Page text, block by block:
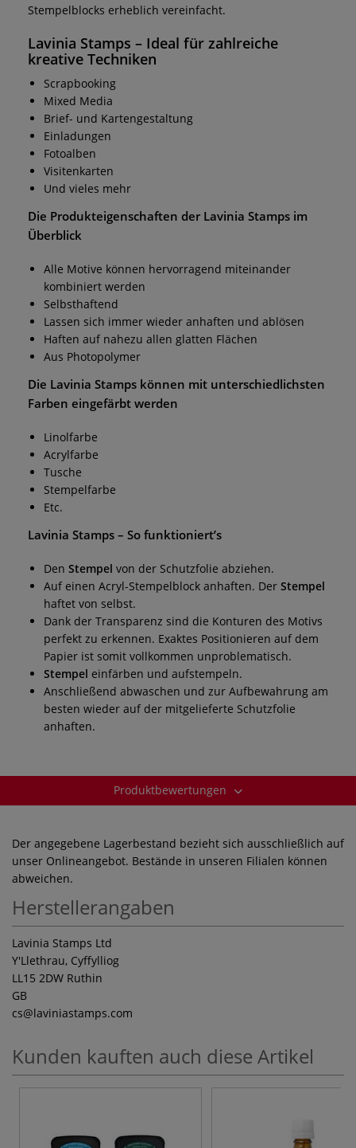
Stempelblocks erheblich vereinfacht.
Lavinia Stamps – Ideal für zahlreiche
kreative Techniken
Scrapbooking
Mixed Media
Brief- und Kartengestaltung
Einladungen
Fotoalben
Visitenkarten
Und vieles mehr
Die Produkteigenschaften der Lavinia Stamps im
Überblick
Alle Motive können hervorragend miteinander
kombiniert werden
Selbsthaftend
Lassen sich immer wieder anhaften und ablösen
Haften auf nahezu allen glatten Flächen
Aus Photopolymer
Die Lavinia Stamps können mit unterschiedlichsten
Farben eingefärbt werden
Linolfarbe
Acrylfarbe
Tusche
Stempelfarbe
Etc.
Lavinia Stamps – So funktioniert’s
Den Stempel von der Schutzfolie abziehen.
Auf einen Acryl-Stempelblock anhaften. Der Stempel
haftet von selbst.
Dank der Transparenz sind die Konturen des Motivs
perfekt zu erkennen. Exaktes Positionieren auf dem
Papier ist somit vollkommen unproblematisch.
Stempel einfärben und aufstempeln.
Anschließend abwaschen und zur Aufbewahrung am
besten wieder auf der mitgelieferte Schutzfolie
anhaften.
Produktbewertungen
Der angegebene Lagerbestand bezieht sich ausschließlich auf
unser Onlineangebot. Bestände in unseren Filialen können
abweichen.
Herstellerangaben
Lavinia Stamps Ltd
Y'Llethrau, Cyffylliog
LL15 2DW Ruthin
GB
cs@laviniastamps.com
Kunden kauften auch diese Artikel